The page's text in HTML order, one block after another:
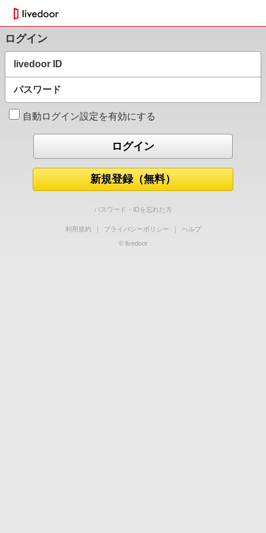
ログイン
livedoor ID
パスワード
自動ログイン設定を有効にする
新規登録（無料）
パスワード・IDを忘れた方
利用規約 ｜ プライバシーポリシー ｜
ヘルプ
© livedoor